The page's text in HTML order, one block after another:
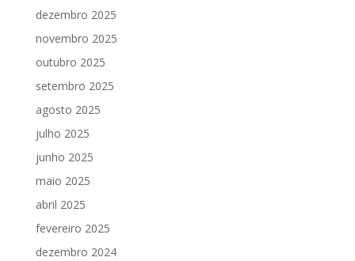
dezembro 2025
novembro 2025
outubro 2025
setembro 2025
agosto 2025
julho 2025
junho 2025
maio 2025
abril 2025
fevereiro 2025
dezembro 2024